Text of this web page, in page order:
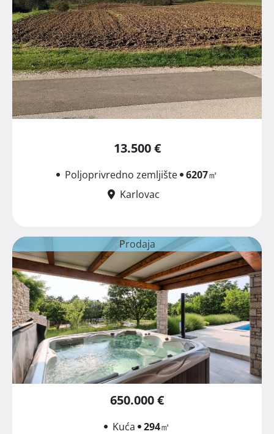
13.500 €
Poljoprivredno zemljište 6207㎡
Karlovac
Prodaja
650.000 €
Kuća 294㎡